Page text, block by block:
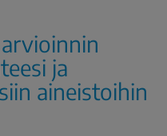
ja
aineistoihin